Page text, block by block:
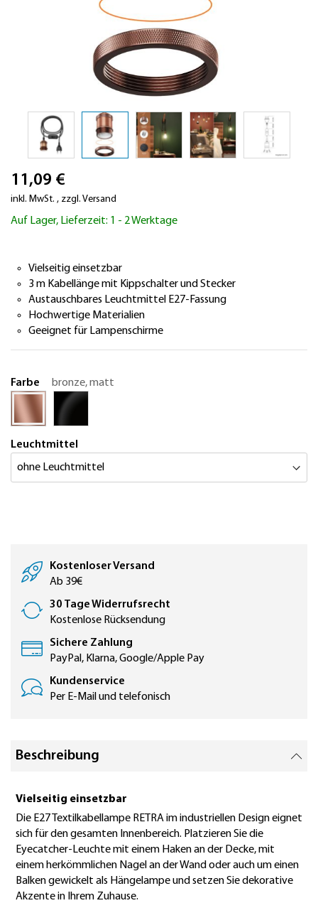
Anfang
der
springen
11,09 €
inkl. MwSt. , zzgl. Versand
Auf Lager, Lieferzeit: 1 - 2 Werktage
Vielseitig einsetzbar
3 m Kabellänge mit Kippschalter und Stecker
Austauschbares Leuchtmittel E27-Fassung
Hochwertige Materialien
Geeignet für Lampenschirme
Farbe bronze, matt
Leuchtmittel
Kostenloser Versand
Ab 39€
30 Tage Widerrufsrecht
Kostenlose Rücksendung
Sichere Zahlung
PayPal, Klarna, Google/Apple Pay
Kundenservice
Per E-Mail und telefonisch
Beschreibung
Vielseitig einsetzbar
Die E27 Textilkabellampe RETRA im industriellen Design eignet
sich für den gesamten Innenbereich. Platzieren Sie die
Eyecatcher-Leuchte mit einem Haken an der Decke, mit
einem herkömmlichen Nagel an der Wand oder auch um einen
Balken gewickelt als Hängelampe und setzen Sie dekorative
Akzente in Ihrem Zuhause.